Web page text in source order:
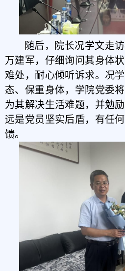
随后，院长况学文走
万建军，仔细询问其身体
难处，耐心倾听诉求。况
态、保重身体，学院党委
为其解决生活难题，并勉
远是党员坚实后盾，有任
馈。